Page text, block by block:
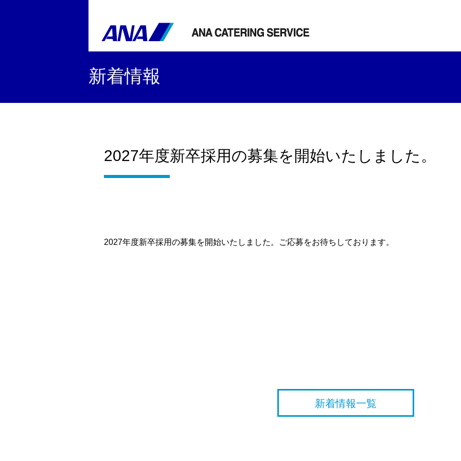
新着情報
2027年度新卒採用の募集を開始いたしました。
2027年度新卒採用の募集を開始いたしました。ご応募をお待ちしております。
新着情報一覧